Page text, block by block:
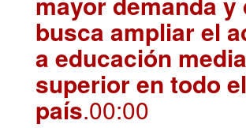
busca ampliar el
a educación media
superior en todo el
país.00:00